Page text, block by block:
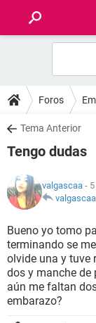
FORUMS
SALUD
FAMILIA
NUTRICIÓN
BIENESTAR
SEXUALIDAD
GLOSARIO
Foros
Tema Anterior
Tengo dudas
valgascaa -
valgascaa
Bueno yo tomo
terminando se
olvide una y tuve
dos y manche
aún me faltan
embarazo?